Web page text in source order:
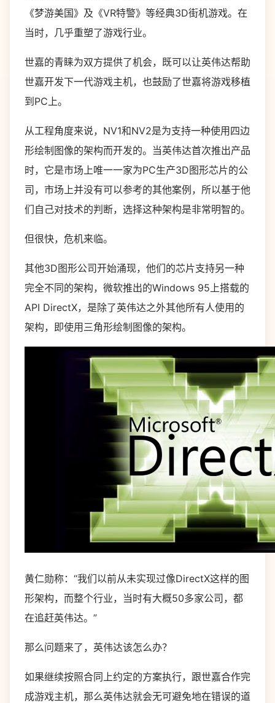
《梦游美国》及《VR特警》等经典3D街机游戏。在
当时，几乎重塑了游戏行业。
世嘉的青睐为双方提供了机会，既可以让英伟达帮助
世嘉开发下一代游戏主机，也鼓励了世嘉将游戏移植
到PC上。
从工程角度来说，NV1和NV2是为支持一种使用四边
形绘制图像的架构而开发的。当英伟达首次推出产品
时，它是市场上唯一一家为PC生产3D图形芯片的公
司，市场上并没有可以参考的其他案例，所以基于他
们自己对技术的判断，选择这种架构是非常明智的。
但很快，危机来临。
其他3D图形公司开始涌现，他们的芯片支持另一种
完全不同的架构，微软推出的Windows 95上搭载的
API DirectX，是除了英伟达之外其他所有人使用的
架构，即使用三角形绘制图像的架构。
黄仁勋称：“我们以前从未实现过像DirectX这样的图
形架构，而整个行业，当时有大概50多家公司，都
在追赶英伟达。”
那么问题来了，英伟达该怎么办？
如果继续按照合同上约定的方案执行，跟世嘉合作完
成游戏主机，那么英伟达就会无可避免地在错误的道